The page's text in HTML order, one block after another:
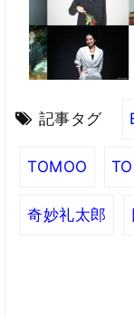
記事タグ
TOMOO
奇妙礼太郎